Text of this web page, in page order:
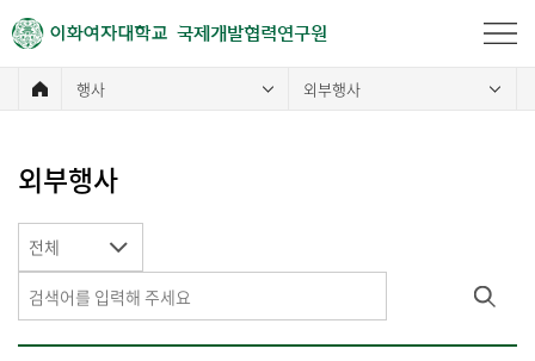
국제개발협력연구원
행사 외부행사
외부행사
전체